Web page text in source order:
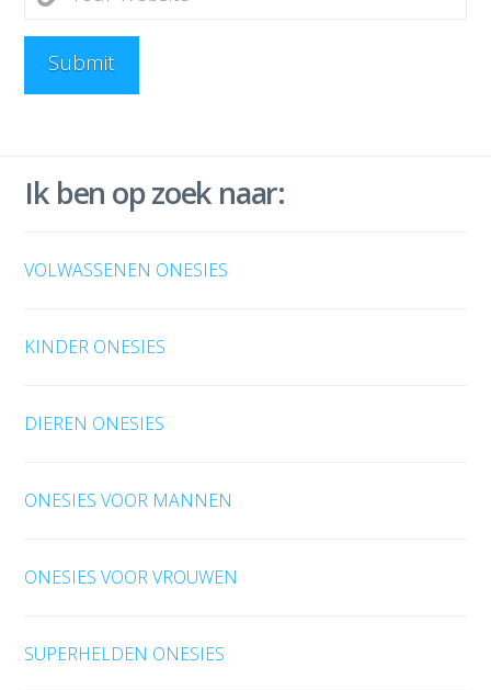
Ik ben op zoek naar:
VOLWASSENEN ONESIES
KINDER ONESIES
DIEREN ONESIES
ONESIES VOOR MANNEN
ONESIES VOOR VROUWEN
SUPERHELDEN ONESIES